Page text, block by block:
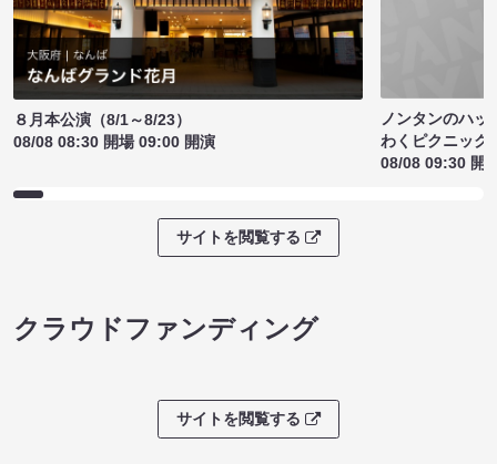
８月本公演（8/1～8/23）
08/08 08:30 開場 09:00 開演
ノンタンのハッ
わくピクニック
08/08 09:30 開
サイトを閲覧する
クラウドファンディング
サイトを閲覧する